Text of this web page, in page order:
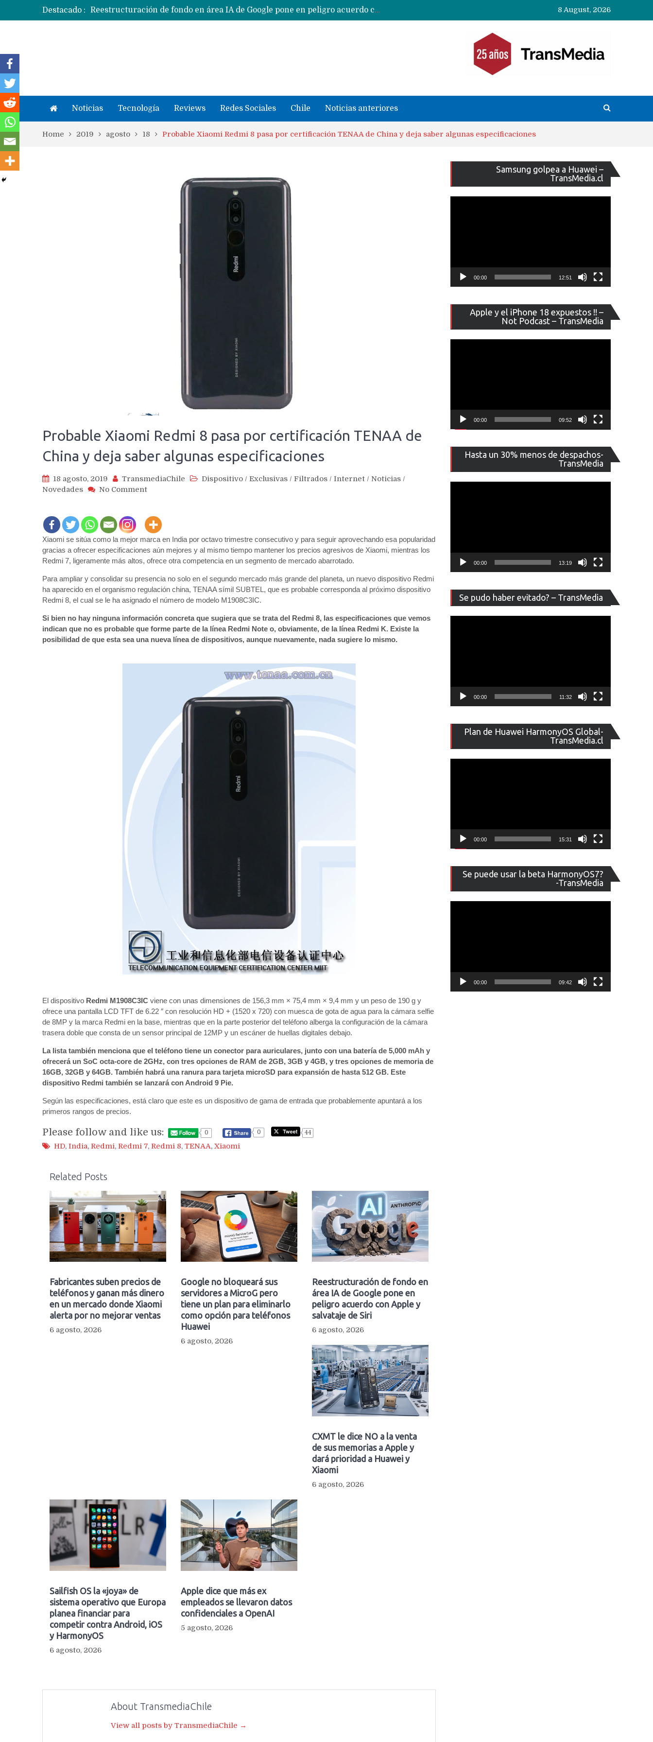
Destacado :
CXMT le dice NO a la venta de sus memorias a Apple y dará prioridad a Huawei y Xiaomi
Sailfish OS la «joya» de sistema operativo que Europa planea financiar para competir contra Android, iOS y HarmonyOS
8 August, 2026
Noticias Tecnología Reviews Redes Sociales Chile Noticias anteriores
Home 2019 agosto 18 Probable Xiaomi Redmi 8 pasa por certificación TENAA de China y deja saber algunas especificaciones
Probable Xiaomi Redmi 8 pasa por certificación TENAA de
China y deja saber algunas especificaciones
18 agosto, 2019 TransmediaChile Dispositivo / Exclusivas / Filtrados / Internet / Noticias /
Novedades
No Commenton
Redmi
8
pasa
por
certificación
de
China
y
saber
algunas
especificaciones
Xiaomi se sitúa como la mejor marca en India por octavo trimestre consecutivo y para seguir aprovechando esa popularidad
gracias a ofrecer especificaciones aún mejores y al mismo tiempo mantener los precios agresivos de Xiaomi, mientras los
Redmi 7, ligeramente más altos, ofrece otra competencia en un segmento de mercado abarrotado.
Para ampliar y consolidar su presencia no solo en el segundo mercado más grande del planeta, un nuevo dispositivo Redmi
ha aparecido en el organismo regulación china, TENAA símil SUBTEL, que es probable corresponda al próximo dispositivo
Redmi 8, el cual se le ha asignado el número de modelo M1908C3IC.
Si bien no hay ninguna información concreta que sugiera que se trata del Redmi 8, las especificaciones que vemos
indican que no es probable que forme parte de la línea Redmi Note o, obviamente, de la línea Redmi K. Existe la
posibilidad de que esta sea una nueva línea de dispositivos, aunque nuevamente, nada sugiere lo mismo.
El dispositivo Redmi M1908C3IC viene con unas dimensiones de 156,3 mm × 75,4 mm × 9,4 mm y un peso de 190 g y
ofrece una pantalla LCD TFT de 6.22 ″ con resolución HD + (1520 x 720) con muesca de gota de agua para la cámara selfie
de 8MP y la marca Redmi en la base, mientras que en la parte posterior del teléfono alberga la configuración de la cámara
trasera doble que consta de un sensor principal de 12MP y un escáner de huellas digitales debajo.
La lista también menciona que el teléfono tiene un conector para auriculares, junto con una batería de 5,000 mAh y
ofrecerá un SoC octa-core de 2GHz, con tres opciones de RAM de 2GB, 3GB y 4GB, y tres opciones de memoria de
16GB, 32GB y 64GB. También habrá una ranura para tarjeta microSD para expansión de hasta 512 GB. Este
dispositivo Redmi también se lanzará con Android 9 Pie.
Según las especificaciones, está claro que este es un dispositivo de gama de entrada que probablemente apuntará a los
primeros rangos de precios.
Please follow and like us: 0 0 44
HD, India, Redmi, Redmi 7, Redmi 8, TENAA, Xiaomi
Related Posts
Fabricantes suben precios de
teléfonos y ganan más dinero
en un mercado donde Xiaomi
alerta por no mejorar ventas
6 agosto, 2026
Google no bloqueará sus
servidores a MicroG pero
tiene un plan para eliminarlo
como opción para teléfonos
Huawei
6 agosto, 2026
Reestructuración de fondo en
área IA de Google pone en
peligro acuerdo con Apple y
salvataje de Siri
6 agosto, 2026
CXMT le dice NO a la venta
de sus memorias a Apple y
dará prioridad a Huawei y
Xiaomi
6 agosto, 2026
Sailfish OS la «joya» de
sistema operativo que Europa
planea financiar para
competir contra Android, iOS
y HarmonyOS
6 agosto, 2026
Apple dice que más ex
empleados se llevaron datos
confidenciales a OpenAI
5 agosto, 2026
About TransmediaChile
View all posts by TransmediaChile →
Samsung golpea a Huawei –
TransMedia.cl
de
vídeo
00:00 12:51
Apple y el iPhone 18 expuestos !! –
Not Podcast – TransMedia
de
vídeo
00:00 09:52
Hasta un 30% menos de despachos-
TransMedia
de
vídeo
00:00 13:19
Se pudo haber evitado? – TransMedia
de
vídeo
00:00 11:32
Plan de Huawei HarmonyOS Global-
TransMedia.cl
de
vídeo
00:00 15:31
Se puede usar la beta HarmonyOS7?
-TransMedia
de
vídeo
00:00 09:42